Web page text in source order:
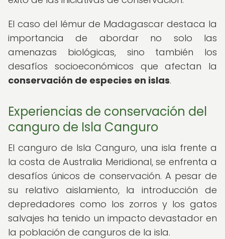
El caso del lémur de Madagascar destaca la
importancia de abordar no solo las
amenazas biológicas, sino también los
desafíos socioeconómicos que afectan la
conservación de especies en islas.
Experiencias de conservación del
canguro de Isla Canguro
El canguro de Isla Canguro, una isla frente a
la costa de Australia Meridional, se enfrenta a
desafíos únicos de conservación. A pesar de
su relativo aislamiento, la introducción de
depredadores como los zorros y los gatos
salvajes ha tenido un impacto devastador en
la población de canguros de la isla.